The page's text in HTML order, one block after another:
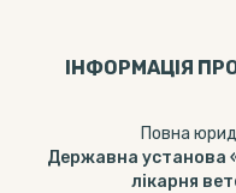
ІНФОРМАЦІЯ
Повна
Державна установа
лікарня